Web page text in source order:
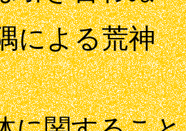
による荒神